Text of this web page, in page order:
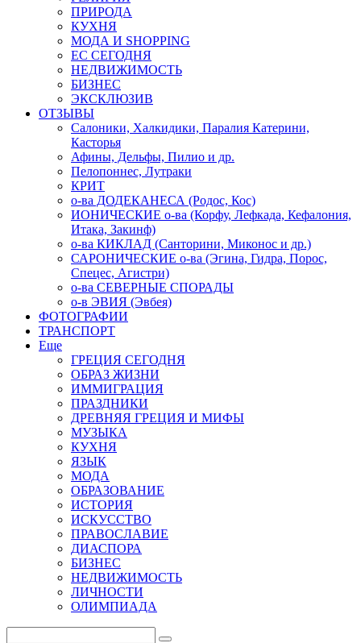
ПРИРОДА
КУХНЯ
МОДА И SHOPPING
ЕС СЕГОДНЯ
НЕДВИЖИМОСТЬ
БИЗНЕС
ЭКСКЛЮЗИВ
ОТЗЫВЫ
Салоники, Халкидики, Паралия Катерини,
Касторья
Афины, Дельфы, Пилио и др.
Пелопоннес, Лутраки
КРИТ
о-ва ДОДЕКАНЕСА (Родос, Кос)
ИОНИЧЕСКИЕ о-ва (Корфу, Лефкада, Кефалония,
Итака, Закинф)
о-ва КИКЛАД (Санторини, Миконос и др.)
САРОНИЧЕСКИЕ о-ва (Эгина, Гидра, Порос,
Спецес, Агистри)
о-ва СЕВЕРНЫЕ СПОРАДЫ
о-в ЭВИЯ (Эвбея)
ФОТОГРАФИИ
ТРАНСПОРТ
Еще
ГРЕЦИЯ СЕГОДНЯ
ОБРАЗ ЖИЗНИ
ИММИГРАЦИЯ
ПРАЗДНИКИ
ДРЕВНЯЯ ГРЕЦИЯ И МИФЫ
МУЗЫКА
КУХНЯ
ЯЗЫК
МОДА
ОБРАЗОВАНИЕ
ИСТОРИЯ
ИСКУССТВО
ПРАВОСЛАВИЕ
ДИАСПОРА
БИЗНЕС
НЕДВИЖИМОСТЬ
ЛИЧНОСТИ
ОЛИМПИАДА